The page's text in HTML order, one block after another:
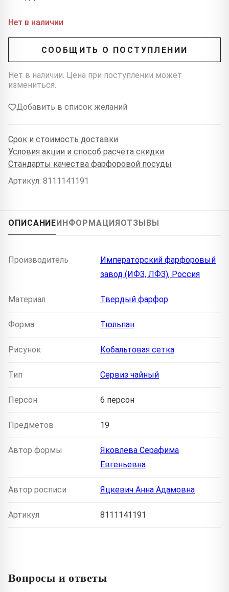
Нет в наличии
СООБЩИТЬ О ПОСТУПЛЕНИИ
Нет в наличии. Цена при поступлении может
измениться.
Добавить в список желаний
Срок и стоимость доставки
Условия акции и способ расчёта скидки
Стандарты качества фарфоровой посуды
Артикул: 8111141191
ОПИСАНИЕИНФОРМАЦИЯОТЗЫВЫ
Производитель
Императорский фарфоровый
завод (ИФЗ, ЛФЗ), Россия
Материал Твердый фарфор
Форма Тюльпан
Рисунок Кобальтовая сетка
Тип Сервиз чайный
Персон 6 персон
Предметов 19
Автор формы
Яковлева Серафима
Евгеньевна
Автор росписи Яцкевич Анна Адамовна
Артикул 8111141191
Вопросы и ответы